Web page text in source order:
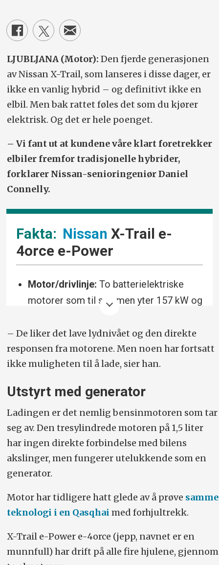
LJUBLJANA (Motor): Den fjerde generasjonen
av Nissan X-Trail, som lanseres i disse dager, er
ikke en vanlig hybrid – og definitivt ikke en
elbil. Men bak rattet føles det som du kjører
elektrisk. Og det er hele poenget.
– Vi fant ut at kundene våre klart foretrekker
elbiler fremfor tradisjonelle hybrider,
forklarer Nissan-senioringeniør Daniel
Connelly.
Nissan X-Trail e-
4orce e-Power
Motor/drivlinje: To batterielektriske
motorer som til sammen yter 157 kW og
tresylindret bensinmotor. Firehjulsdrift.
Dreiemoment foran + bak (Nm):330 +
195
Forbruk og CO2-utslipp:0,63–0,65,
143–148 g/km
Toppfart og 0–100 km/t:180 km/t og
7,0–7,2 sekunder (5- og 7-seter)
Lengde/bredde/høyde/bakkeklaring
Bagasjerom:
575 liter
– De liker det lave lydnivået og den direkte
responsen fra motorene. Men noen har fortsatt
ikke muligheten til å lade, sier han.
Utstyrt med generator
Ladingen er det nemlig bensinmotoren som tar
seg av. Den tresylindrede motoren på 1,5 liter
har ingen direkte forbindelse med bilens
akslinger, men fungerer utelukkende som en
generator.
Motor har tidligere hatt glede av å prøve samme
teknologi i en Qasqhai med forhjultrekk.
X-Trail e-Power e-4orce (jepp, navnet er en
munnfull) har drift på alle fire hjulene, gjennom